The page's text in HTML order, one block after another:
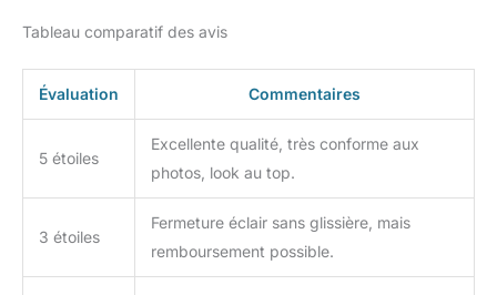
Tableau comparatif des avis
Évaluation Commentaires
5 étoiles
Excellente qualité, très conforme aux
photos, look au top.
3 étoiles
Fermeture éclair sans glissière, mais
remboursement possible.